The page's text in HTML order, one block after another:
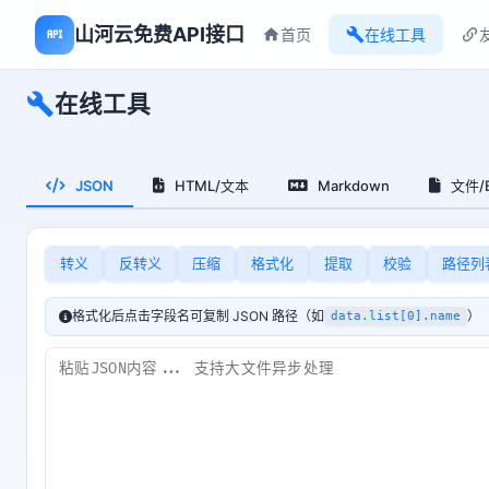
山河云免费API接口 首页 在线工具
在线工具
JSON HTML/文本 Markdown 文件/
转义 反转义 压缩 格式化 提取 校验 路径列
格式化后点击字段名可复制 JSON 路径（如 data.list[0].name ）